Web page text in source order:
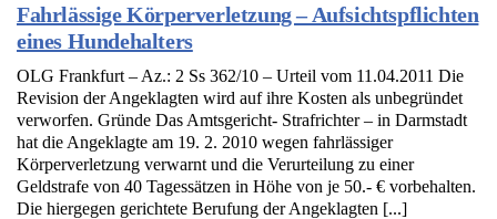
Fahrlässige Körperverletzung – Aufsichtspflichten
eines Hundehalters
OLG Frankfurt – Az.: 2 Ss 362/10 – Urteil vom 11.04.2011 Die
Revision der Angeklagten wird auf ihre Kosten als unbegründet
verworfen. Gründe Das Amtsgericht- Strafrichter – in Darmstadt
hat die Angeklagte am 19. 2. 2010 wegen fahrlässiger
Körperverletzung verwarnt und die Verurteilung zu einer
Geldstrafe von 40 Tagessätzen in Höhe von je 50.- € vorbehalten.
Die hiergegen gerichtete Berufung der Angeklagten [...]